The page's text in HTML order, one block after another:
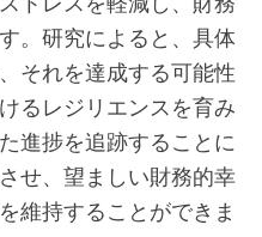
。研究によると、具体
それを達成する可能性
るレジリエンスを育み
進捗を追跡することに
せ、望ましい財務的幸
維持することができま